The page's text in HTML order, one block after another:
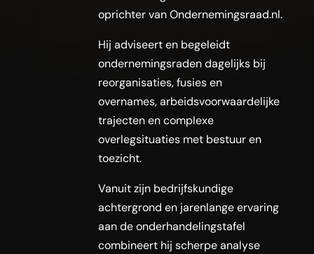
oprichter van Ondernemingsraad.nl.
Hij adviseert en begeleidt
ondernemingsraden dagelijks bij
reorganisaties, fusies en
overnames, arbeidsvoorwaardelijke
trajecten en complexe
overlegsituaties met bestuur en
toezicht.
Vanuit zijn bedrijfskundige
achtergrond en jarenlange ervaring
aan de onderhandelingstafel
combineert hij scherpe analyse